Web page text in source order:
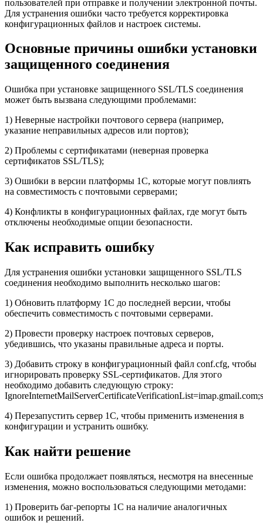
пользователей при отправке и получении электронной почты.
Для устранения ошибки часто требуется корректировка
конфигурационных файлов и настроек системы.
Основные причины ошибки установки
защищенного соединения
Ошибка при установке защищенного SSL/TLS соединения
может быть вызвана следующими проблемами:
1) Неверные настройки почтового сервера (например,
указание неправильных адресов или портов);
2) Проблемы с сертификатами (неверная проверка
сертификатов SSL/TLS);
3) Ошибки в версии платформы 1С, которые могут повлиять
на совместимость с почтовыми серверами;
4) Конфликты в конфигурационных файлах, где могут быть
отключены необходимые опции безопасности.
Как исправить ошибку
Для устранения ошибки установки защищенного SSL/TLS
соединения необходимо выполнить несколько шагов:
1) Обновить платформу 1С до последней версии, чтобы
обеспечить совместимость с почтовыми серверами.
2) Провести проверку настроек почтовых серверов,
убедившись, что указаны правильные адреса и порты.
3) Добавить строку в конфигурационный файл conf.cfg, чтобы
игнорировать проверку SSL-сертификатов. Для этого
необходимо добавить следующую строку:
4) Перезапустить сервер 1С, чтобы применить изменения в
конфигурации и устранить ошибку.
Как найти решение
Если ошибка продолжает появляться, несмотря на внесенные
изменения, можно воспользоваться следующими методами:
1) Проверить баг-репорты 1С на наличие аналогичных
ошибок и решений.